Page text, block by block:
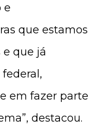
e
que estamos
e que já
em fazer parte
destacou.